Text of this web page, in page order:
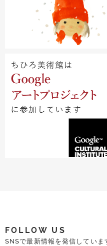
FOLLOW US
SNSで最新情報を発信していま